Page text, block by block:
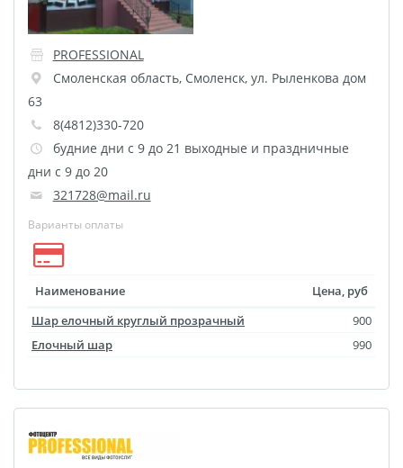
Печать на CD/DVD
Металлическая
пластина
Фото на медали
Фото на часах
Фото на подушке
Фото на галстуке
Фото на фартуке
Фото на сумке
Фотомагниты
Фото на тарелке
Фото на кружках
Фото на значке
PROFESSIONAL
Смоленская область, Смоленск, ул. Рыленкова дом
63
8(4812)330-720
будние дни с 9 до 21 выходные и праздничные
дни с 9 до 20
321728@mail.ru
Варианты оплаты
Наименование
Цена, руб
Шар елочный круглый прозрачный
900
Елочный шар
990